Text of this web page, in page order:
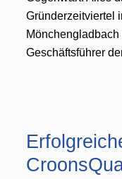
Gründerzeitviertel
Mönchengladbach
Geschäftsführer